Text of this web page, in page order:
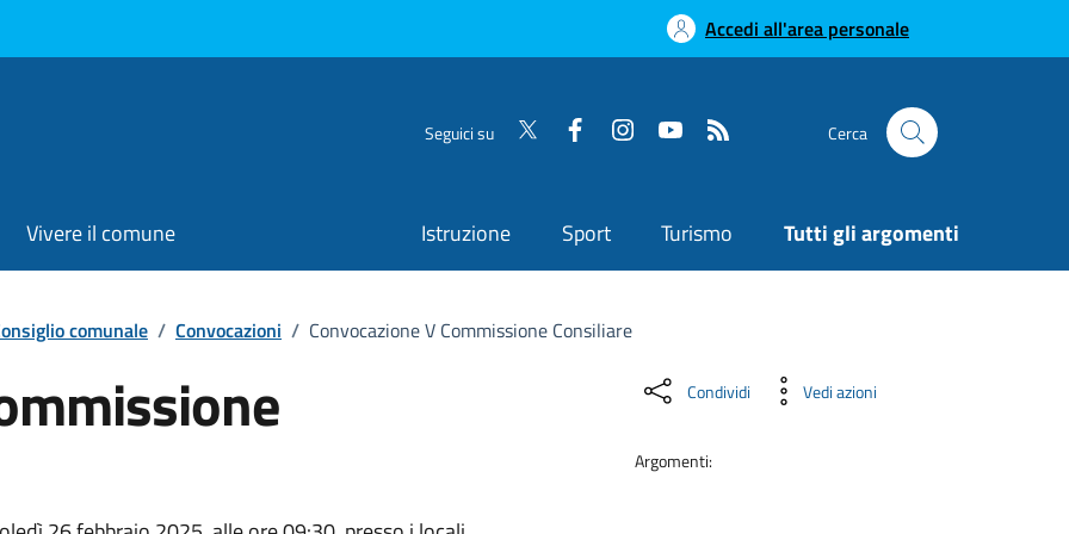
Accedi all'area personale
Seguici su Cerca
Vivere il comune Istruzione Sport Turismo Tutti gli argomenti
comunale / Convocazioni / Convocazione V Commissione Consiliare
Condividi Vedi azioni
Argomenti: